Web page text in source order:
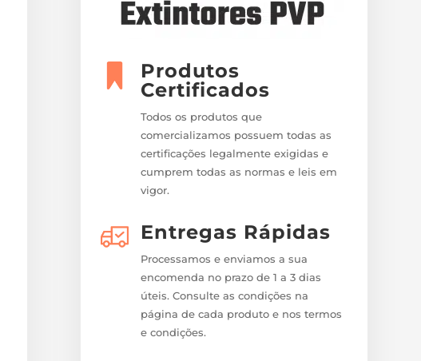
Produtos
Certificados
Todos os produtos que
comercializamos possuem todas as
certificações legalmente exigidas e
cumprem todas as normas e leis em
vigor.
Entregas Rápidas
Processamos e enviamos a sua
encomenda no prazo de 1 a 3 dias
úteis. Consulte as condições na
página de cada produto e nos termos
e condições.